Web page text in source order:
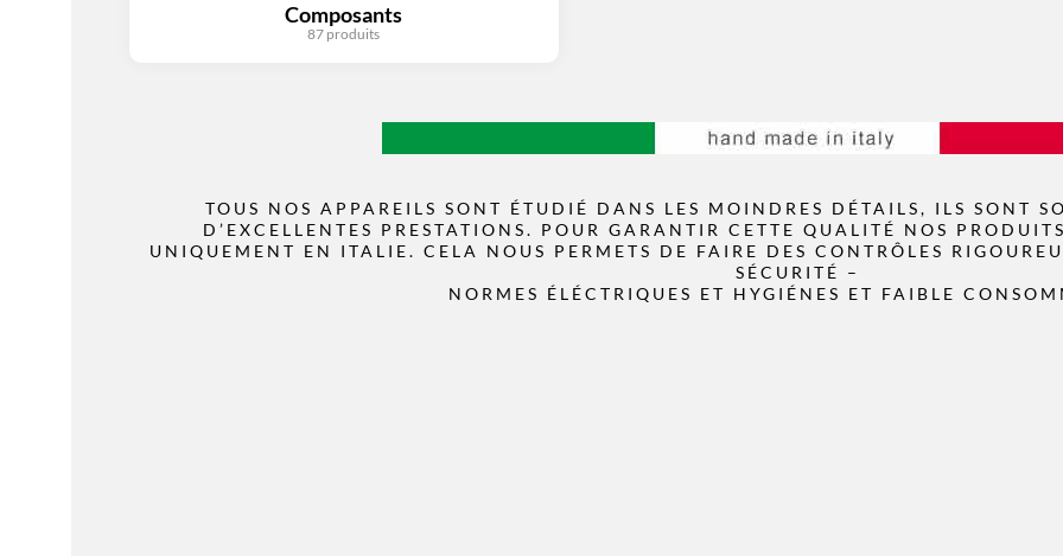
Composants
87 produits
TOUS NOS APPAREILS SONT ÉTUDIÉ DANS LES MOINDRES DÉTAILS, ILS SONT
D’EXCELLENTES PRESTATIONS. POUR GARANTIR CETTE QUALITÉ NOS
UNIQUEMENT EN ITALIE. CELA NOUS PERMETS DE FAIRE DES CONTRÔLES
SÉCURITÉ –
NORMES ÉLÉCTRIQUES ET HYGIÉNES ET FAIBLE